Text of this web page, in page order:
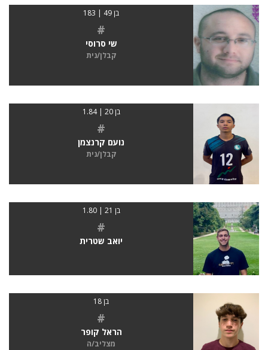
בן 49 | 183
#
שי סרוסי
קבלן/נית
בן 20 | 1.84
#
נועם קרנצמן
קבלן/נית
בן 21 | 1.80
#
יואב שטרית
בן 18
#
הראל קופר
מצליב/ה